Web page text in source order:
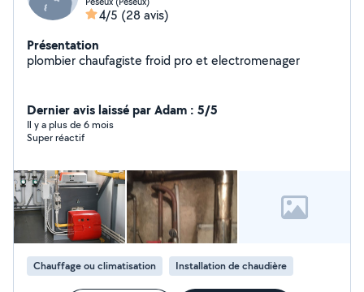
4/5 (28 avis)
Présentation
plombier chaufagiste froid pro et electromenager
Dernier avis laissé par Adam : 5/5
Il y a plus de 6 mois
Super réactif
Chauffage ou climatisation Installation de chaudière